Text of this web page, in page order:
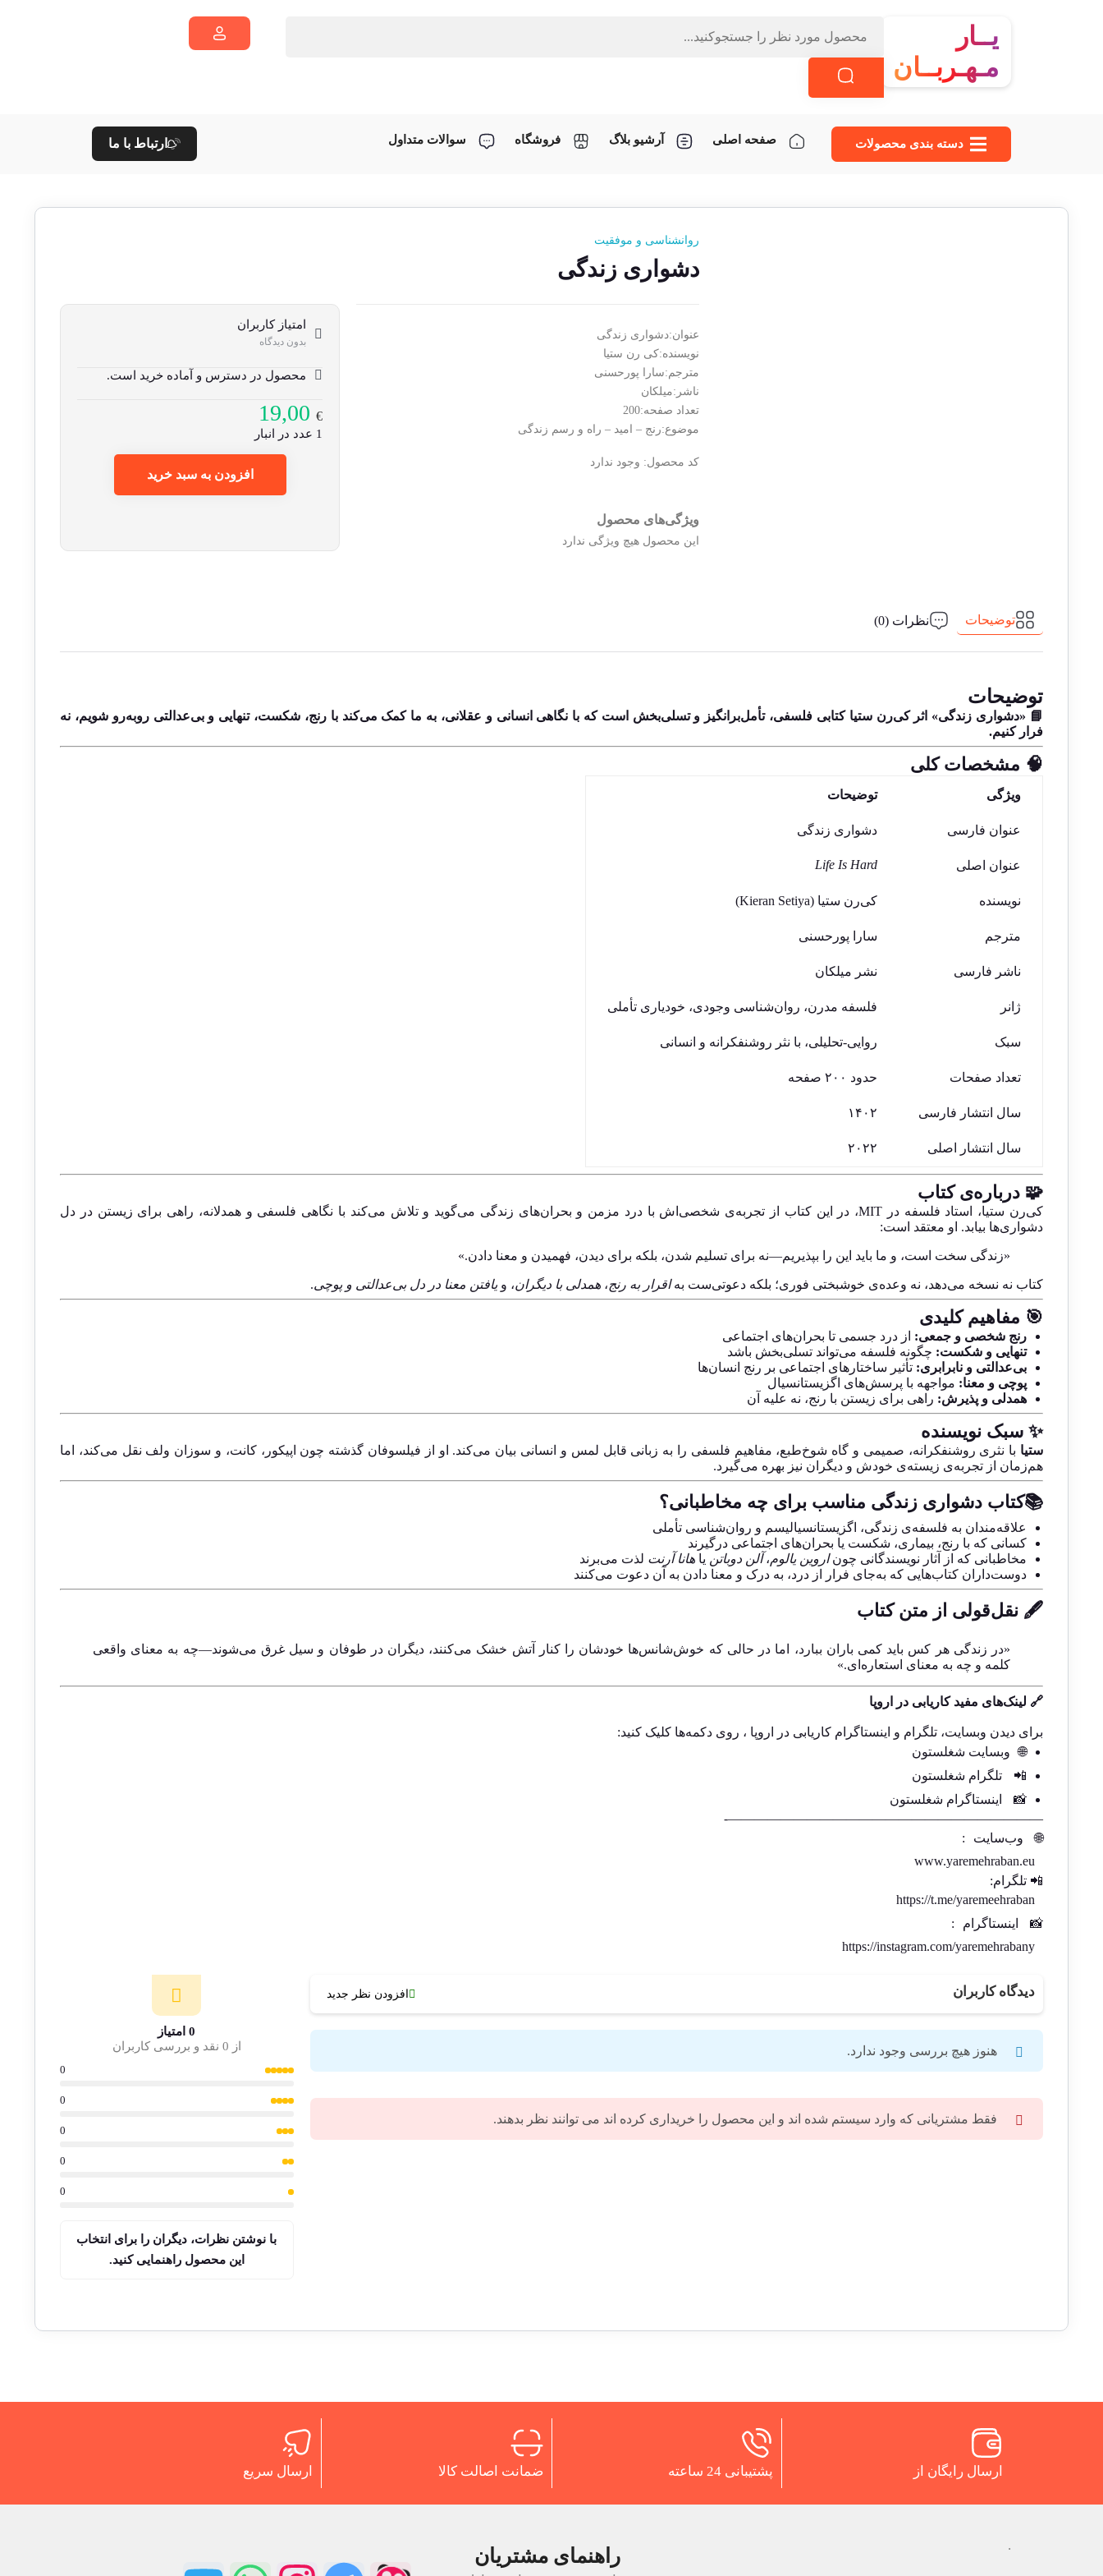
یــار
مـهـربــان
دسته‌ بندی محصولات صفحه اصلی آرشیو بلاگ فروشگاه سوالات متداول ارتباط با ما
روانشناسی و موفقیت
دشواری زندگی
عنوان:دشواری زندگی
نویسنده:کی رن ستیا
مترجم:سارا پورحسنی
ناشر:میلکان
تعداد صفحه:200
موضوع:رنج – امید – راه و رسم زندگی
کد محصول: وجود ندارد
ویژگی‌های محصول
این محصول هیچ ویژگی ندارد
امتیاز کاربران
بدون دیدگاه
محصول در دسترس و آماده خرید است.
19,00€
1 عدد در انبار
افزودن به سبد خرید
توضیحات نظرات (0)
توضیحات
📘 «دشواری زندگی» اثر کی‌رن ستیا کتابی فلسفی، تأمل‌برانگیز و تسلی‌بخش است که با نگاهی انسانی و عقلانی، به ما کمک می‌کند با رنج، شکست، تنهایی و بی‌عدالتی روبه‌رو شویم، نه
فرار کنیم.
🧠 مشخصات کلی
ویژگی توضیحات
عنوان فارسی دشواری زندگی
عنوان اصلی Life Is Hard
نویسنده کی‌رن ستیا (Kieran Setiya)
مترجم سارا پورحسنی
ناشر فارسی نشر میلکان
ژانر فلسفه مدرن، روان‌شناسی وجودی، خودیاری تأملی
سبک روایی-تحلیلی، با نثر روشنفکرانه و انسانی
تعداد صفحات حدود ۲۰۰ صفحه
سال انتشار فارسی ۱۴۰۲
سال انتشار اصلی ۲۰۲۲
🧩 درباره‌ی کتاب
کی‌رن ستیا، استاد فلسفه در MIT، در این کتاب از تجربه‌ی شخصی‌اش با درد مزمن و بحران‌های زندگی می‌گوید و تلاش می‌کند با نگاهی فلسفی و همدلانه، راهی برای زیستن در دل
دشواری‌ها بیابد. او معتقد است:
«زندگی سخت است، و ما باید این را بپذیریم—نه برای تسلیم شدن، بلکه برای دیدن، فهمیدن و معنا دادن.»
کتاب نه نسخه‌ می‌دهد، نه وعده‌ی خوشبختی فوری؛ بلکه دعوتی‌ست بهاقرار به رنج، همدلی با دیگران، و یافتن معنا در دل بی‌عدالتی و پوچی.
🎯 مفاهیم کلیدی
رنج شخصی و جمعی: از درد جسمی تا بحران‌های اجتماعی
تنهایی و شکست: چگونه فلسفه می‌تواند تسلی‌بخش باشد
بی‌عدالتی و نابرابری: تأثیر ساختارهای اجتماعی بر رنج انسان‌ها
پوچی و معنا: مواجهه با پرسش‌های اگزیستانسیال
همدلی و پذیرش: راهی برای زیستن با رنج، نه علیه آن
✨ سبک نویسنده
ستیا با نثری روشنفکرانه، صمیمی و گاه شوخ‌طبع، مفاهیم فلسفی را به زبانی قابل لمس و انسانی بیان می‌کند. او از فیلسوفان گذشته چون اپیکور، کانت، و سوزان ولف نقل می‌کند، اما
هم‌زمان از تجربه‌ی زیسته‌ی خودش و دیگران نیز بهره می‌گیرد.
📚کتاب دشواری زندگی مناسب برای چه مخاطبانی؟
علاقه‌مندان به فلسفه‌ی زندگی، اگزیستانسیالیسم و روان‌شناسی تأملی
کسانی که با رنج، بیماری، شکست یا بحران‌های اجتماعی درگیرند
مخاطبانی که از آثار نویسندگانی چوناروین یالوم،آلن دوباتن یا هانا آرنت لذت می‌برند
دوست‌داران کتاب‌هایی که به‌جای فرار از درد، به درک و معنا دادن به آن دعوت می‌کنند
🖋️ نقل‌قولی از متن کتاب
«در زندگی هر کس باید کمی باران ببارد، اما در حالی که خوش‌شانس‌ها خودشان را کنار آتش خشک می‌کنند، دیگران در طوفان و سیل غرق می‌شوند—چه به معنای واقعی
کلمه و چه به معنای استعاره‌ای.»
🔗 لینک‌های مفید کاریابی در اروپا
برای دیدن وبسایت، تلگرام و اینستاگرام کاریابی در اروپا ، روی دکمه‌ها کلیک کنید:
🌐
وبسایت شغلستون
📲
تلگرام شغلستون
📸
اینستاگرام شغلستون
————————————————————————-
🌐
وب‌سایت
:
www.yaremehraban.eu
📲 تلگرام:
https://t.me/yaremeehraban
📸
اینستاگرام
:
https://instagram.com/yaremehrabany
دیدگاه کاربران افزودن نظر جدید
هنوز هیچ بررسی وجود ندارد.
فقط مشتریانی که وارد سیستم شده اند و این محصول را خریداری کرده اند می توانند نظر بدهند.
0 امتیاز
از 0 نقد و بررسی کاربران
0
0
0
0
0
با نوشتن نظرات، دیگران را برای انتخاب
این محصول راهنمایی کنید.
ارسال رایگان از پشتیبانی 24 ساعته ضمانت اصالت کالا ارسال سریع
. راهنمای مشتریان